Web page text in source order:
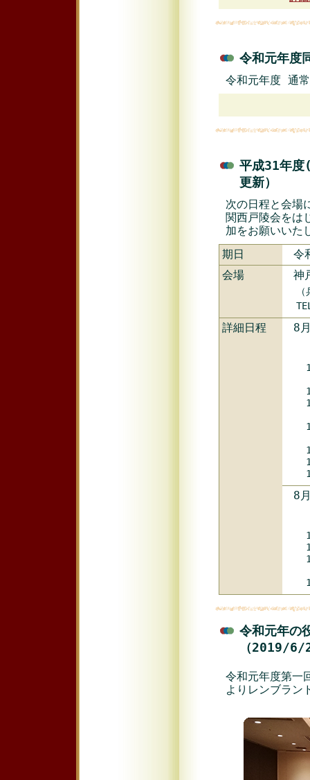
令和元年度
令和元年度 通
平成31年
更新）
次の日程と会場
関西戸陵会をは
加をお願いいた
期日
令
会場
神
詳細日程 8
8
令和元年の
（2019/6/
令和元年度第一
よりレンブラン